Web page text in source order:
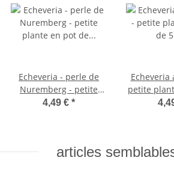
Echeveria - perle de
Nuremberg - petite
plante en pot de 5,5 cm
4,49 € *
Echeveria
petite
articles